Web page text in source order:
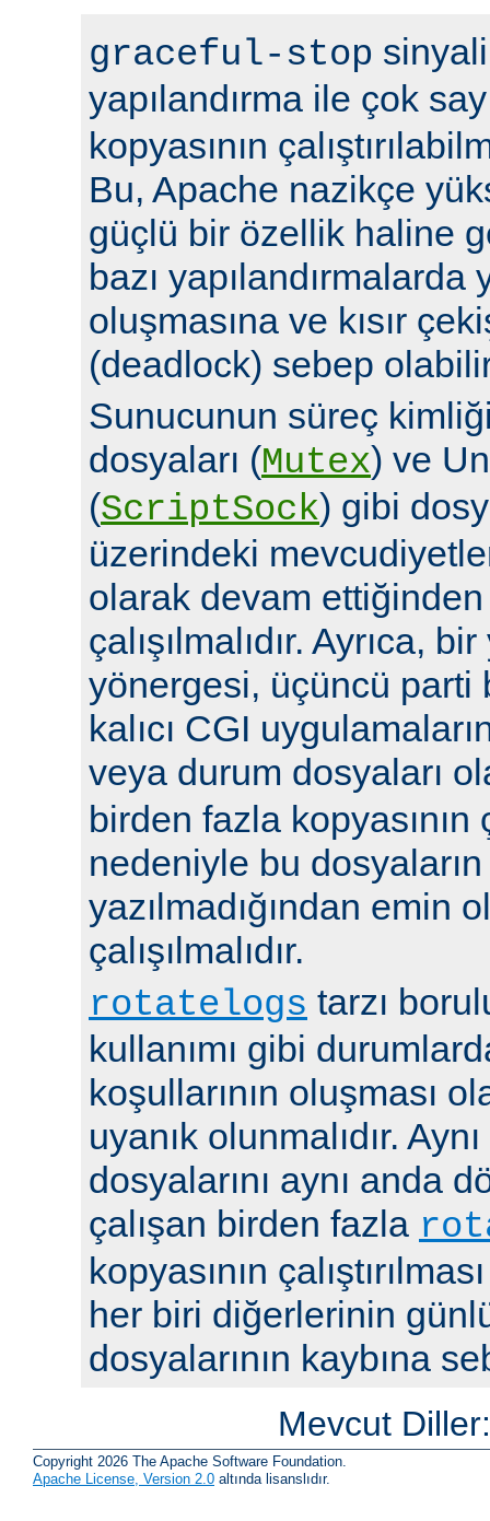
graceful-stop
yapılandırma ile çok
kopyasının
Bu, Apache nazikçe
güçlü bir özellik haline
bazı yapılandırmalarda
oluşmasına ve kısır
(deadlock) sebep
Sunucunun süreç
dosyaları (Mutex) ve
(ScriptSock) gibi
üzerindeki
olarak devam
çalışılmalıdır. Ayrıca,
yönergesi, üçüncü parti
kalıcı CGI
veya durum dosyaları
birden fazla kopyasının
nedeniyle bu
yazılmadığından emin
çalışılmalıdır.
rotatelogs tarzı
kullanımı gibi
koşullarının oluşması
uyanık olunmalıdır.
dosyalarını aynı anda
çalışan birden fazla
kopyasının
her biri diğerlerinin
dosyalarının kaybına
Mevcut
Copyright 2026 The Apache Software Foundation.
Apache License, Version 2.0 altında lisanslıdır.